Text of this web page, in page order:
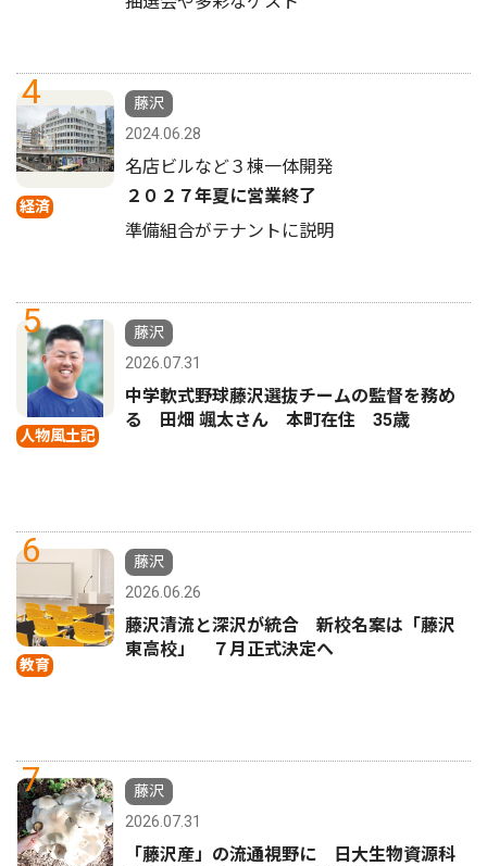
4
経済
藤沢
2024.06.28
名店ビルなど３棟一体開発
２０２７年夏に営業終了
準備組合がテナントに説明
5
人物風土記
藤沢
2026.07.31
中学軟式野球藤沢選抜チームの監督を務め
る 田畑 颯太さん 本町在住 35歳
6
教育
藤沢
2026.06.26
藤沢清流と深沢が統合 新校名案は「藤沢
東高校」 ７月正式決定へ
7
藤沢
2026.07.31
「藤沢産」の流通視野に 日大生物資源科